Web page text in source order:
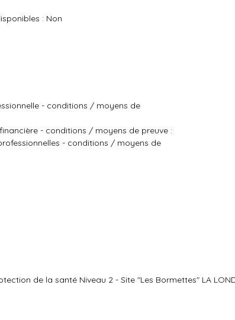
: Non
- conditions / moyens de
- conditions / moyens de preuve :
- conditions / moyens de
de la santé Niveau 2 - Site "Les Bormettes" LA